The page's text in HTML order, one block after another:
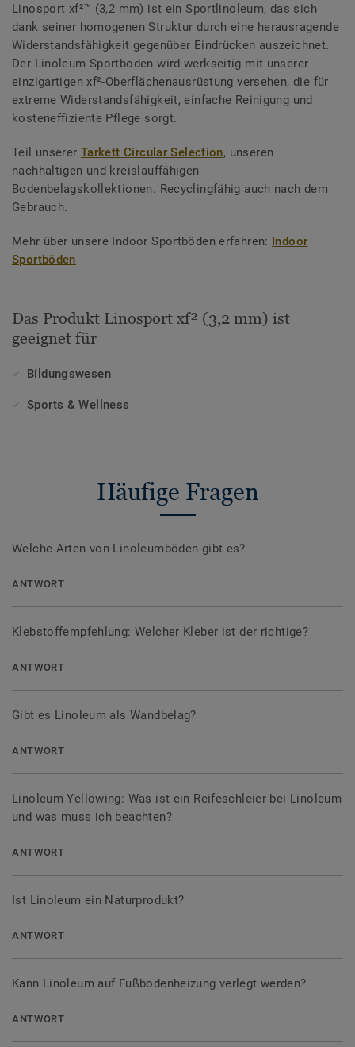
Linosport xf²™ (3,2 mm) ist ein Sportlinoleum, das sich
dank seiner homogenen Struktur durch eine herausragende
Widerstandsfähigkeit gegenüber Eindrücken auszeichnet.
Der Linoleum Sportboden wird werkseitig mit unserer
einzigartigen xf²-Oberflächenausrüstung versehen, die für
extreme Widerstandsfähigkeit, einfache Reinigung und
kosteneffiziente Pflege sorgt.
Teil unserer Tarkett Circular Selection, unseren
nachhaltigen und kreislauffähigen
Bodenbelagskollektionen. Recyclingfähig auch nach dem
Gebrauch.
Mehr über unsere Indoor Sportböden erfahren: Indoor
Sportböden
Das Produkt Linosport xf² (3,2 mm) ist
geeignet für
Bildungswesen
Sports & Wellness
Häufige Fragen
Welche Arten von Linoleumböden gibt es?
ANTWORT
Klebstoffempfehlung: Welcher Kleber ist der richtige?
ANTWORT
Gibt es Linoleum als Wandbelag?
ANTWORT
Linoleum Yellowing: Was ist ein Reifeschleier bei Linoleum
und was muss ich beachten?
ANTWORT
Ist Linoleum ein Naturprodukt?
ANTWORT
Kann Linoleum auf Fußbodenheizung verlegt werden?
ANTWORT